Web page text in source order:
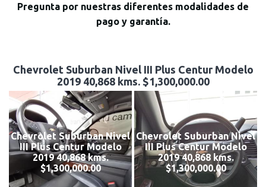
Pregunta por nuestras diferentes modalidades de
pago y garantía.
Chevrolet Suburban Nivel III Plus Centur Modelo
2019 40,868 kms. $1,300,000.00
Chevrolet Suburban Nivel
III Plus Centur Modelo
2019 40,868 kms.
$1,300,000.00
Chevrolet Suburban Nivel
III Plus Centur Modelo
2019 40,868 kms.
$1,300,000.00